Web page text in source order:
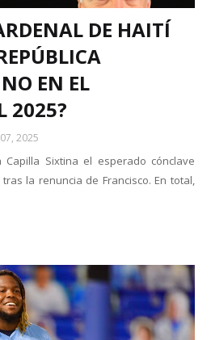
DE HAITÍ
EN EL
2025?
2025
Sixtina el esperado cónclave
la renuncia de Francisco. En total,